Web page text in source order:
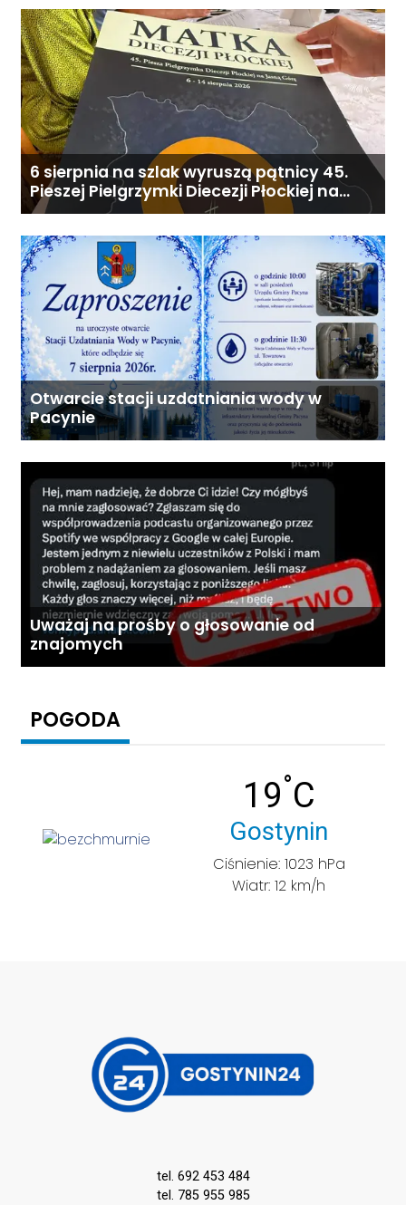
6 sierpnia na szlak wyruszą pątnicy 45.
Pieszej Pielgrzymki Diecezji Płockiej na
Jasną Górę
Otwarcie stacji uzdatniania wody w
Pacynie
Uważaj na prośby o głosowanie od
znajomych
POGODA
19°C
Miasto:
Gostynin
Ciśnienie: 1023 hPa
Wiatr: 12 km/h
tel. 692 453 484
tel. 785 955 985